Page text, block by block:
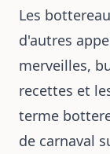
Les
d'autres
merveilles,
recettes et
terme
de carnaval